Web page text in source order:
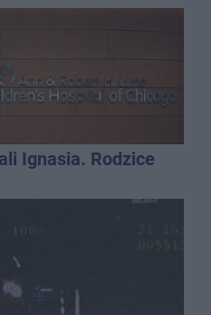
Ignasia. Rodzice